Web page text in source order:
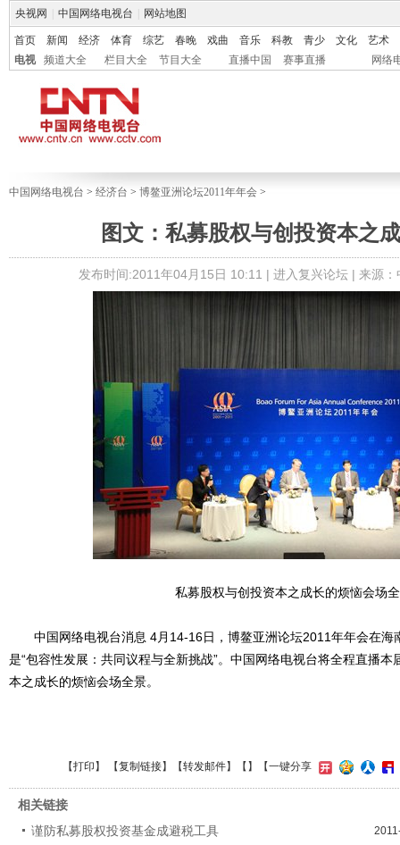
央视网 中国网络电视台 网站地图
首页 新闻 经济 体育 综艺 春晚 戏曲 音乐 科教 青少 文化
艺术
电视
频道大全 栏目大全 节目大全 直播中国 赛事直播 网络
中国网络电视台 > 经济台 > 博鳌亚洲论坛2011年年会 >
图文：私募股权与创投资本之
发布时间:2011年04月15日 10:11 | 进入复兴论坛| 来源：
私募股权与创投资本之成长的烦恼会场
中国网络电视台消息 4月14-16日，博鳌亚洲论坛2011年年会在海
是“包容性发展：共同议程与全新挑战”。中国网络电视台将全程直播
本之成长的烦恼会场全景。
【打印 】 【复制链接】【转发邮件】【 】 【一键分享
相关链接
谨防私募股权投资基金成避税工具